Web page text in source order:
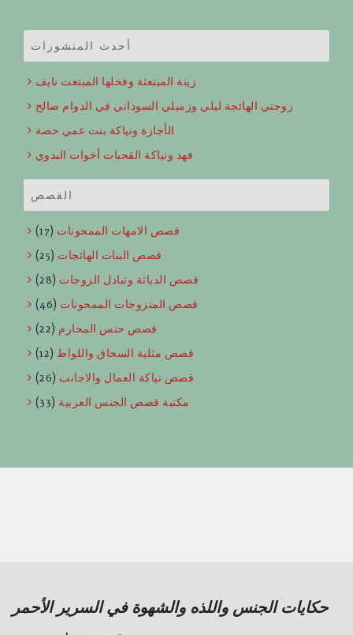
أحدث المنشورات
زينة المبتعثة وفحلها المبتعث نايف
زوجتي الهائجة ليلي وزميلي السوداني في الدوام صالح
الأجازة ونياكة بنت عمي حصة
فهد ونياكة القحبات أخوات البدوي
القصص
قصص الامهات الممحونات (17)
قصص البنات الهائجات (25)
قصص الدياثة وتبادل الزوجات (28)
قصص المتزوجات الممحونات (46)
قصص حنس المحارم (22)
قصص مثلية السحاق واللواط (12)
قصص نياكة العمال والاجانب (26)
مكتبة قصص الجنس العربية (33)
حكايات الجنس واللذه والشهوة في السرير الأحمر